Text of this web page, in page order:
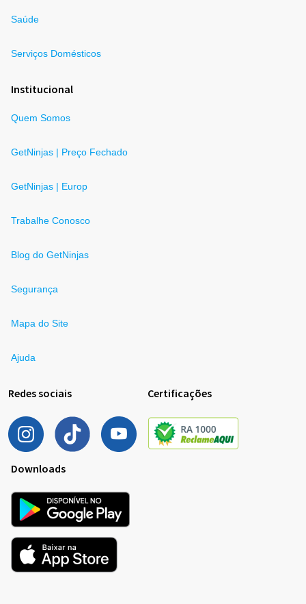
Saúde
Serviços Domésticos
Institucional
Quem Somos
GetNinjas | Preço Fechado
GetNinjas | Europ
Trabalhe Conosco
Blog do GetNinjas
Segurança
Mapa do Site
Ajuda
Redes sociais Certificações
Downloads